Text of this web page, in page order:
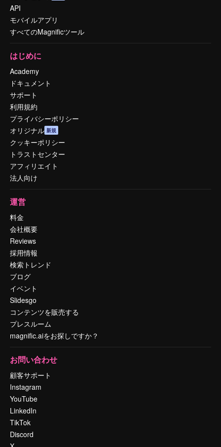
API
モバイルアプリ
すべてのMagnificツール
はじめに
Academy
ドキュメント
サポート
利用規約
プライバシーポリシー
オリジナル 新規
クッキーポリシー
トラストセンター
アフィリエイト
法人向け
運営
料金
会社概要
Reviews
採用情報
検索トレンド
ブログ
イベント
Slidesgo
コンテンツを販売する
プレスルーム
magnific.aiをお探しですか？
お問い合わせ
顧客サポート
Instagram
YouTube
LinkedIn
TikTok
Discord